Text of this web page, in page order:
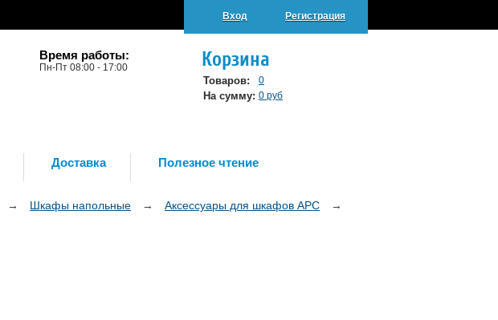
Вход Регистрация
Время работы:
Пн-Пт 08:00 - 17:00 Корзина
Товаров: 0
На сумму: 0 руб
Доставка Полезное чтение
→ Шкафы напольные → Аксессуары для шкафов APC
→